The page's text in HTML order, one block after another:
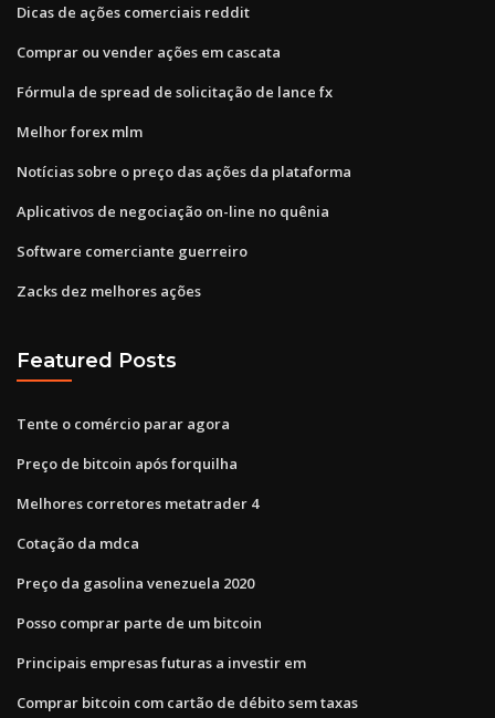
Dicas de ações comerciais reddit
Comprar ou vender ações em cascata
Fórmula de spread de solicitação de lance fx
Melhor forex mlm
Notícias sobre o preço das ações da plataforma
Aplicativos de negociação on-line no quênia
Software comerciante guerreiro
Zacks dez melhores ações
Featured Posts
Tente o comércio parar agora
Preço de bitcoin após forquilha
Melhores corretores metatrader 4
Cotação da mdca
Preço da gasolina venezuela 2020
Posso comprar parte de um bitcoin
Principais empresas futuras a investir em
Comprar bitcoin com cartão de débito sem taxas